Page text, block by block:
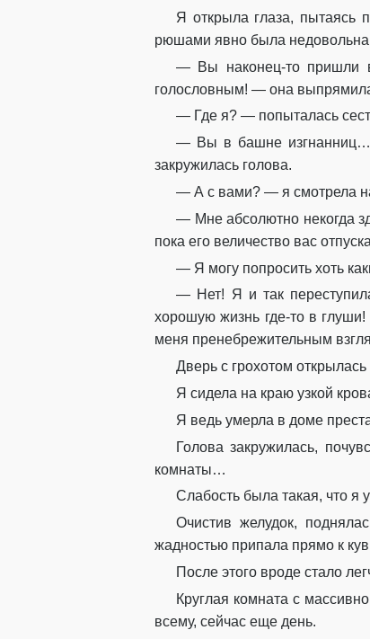
Я открыла глаза, пытаясь
рюшами явно была недовольна,
— Вы наконец-то пришли
голословным! — она
— Где я? — попыталась
— Вы в башне изгнанниц…
закружилась голова.
— А с вами? — я смотрела
— Мне абсолютно некогда
пока его величество вас
— Я могу попросить хоть
— Нет! Я и так
хорошую жизнь где-то в
меня пренебрежительным
Дверь с грохотом
Я сидела на краю узкой
Я ведь умерла в доме
Голова закружилась,
комнаты…
Слабость была такая, что я
Очистив желудок,
жадностью припала прямо к
После этого вроде стало
Круглая комната с
всему, сейчас еще день.